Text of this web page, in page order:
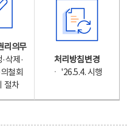
리의무
·삭제·
철회
절차
처리방침변경
ㆍ '26.5.4. 시행